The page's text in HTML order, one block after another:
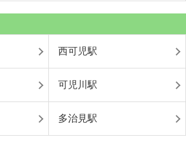
西可児駅
可児川駅
多治見駅